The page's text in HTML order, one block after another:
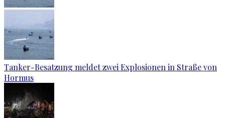
Tanker-Besatzung meldet zwei Explosionen in Straße von
Hormus